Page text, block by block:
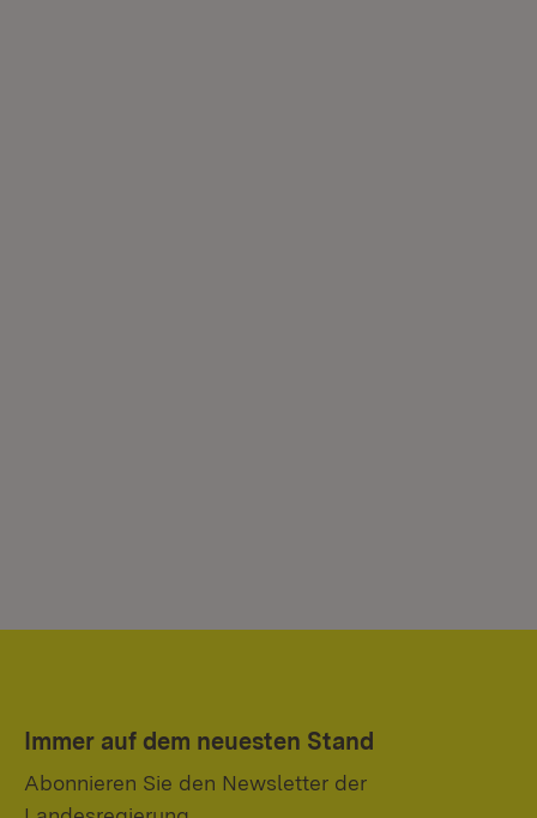
Immer auf dem neuesten Stand
Abonnieren Sie den Newsletter der